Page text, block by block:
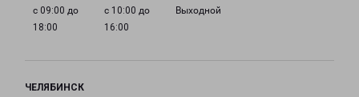
с 09:00 до
18:00
с 10:00 до
16:00
Выходной
ЧЕЛЯБИНСК